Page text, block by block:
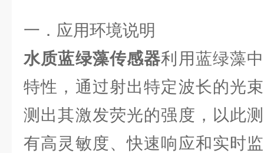
一．应用环境说明
水质蓝绿藻传感器利用蓝绿藻
特性，通过射出特定波长的光
测出其激发荧光的强度，以此
有高灵敏度、快速响应和实时